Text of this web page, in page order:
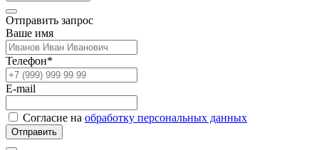
Отправить запрос
Ваше имя
Телефон*
E-mail
Согласие на обработку персональных данных
Отправить